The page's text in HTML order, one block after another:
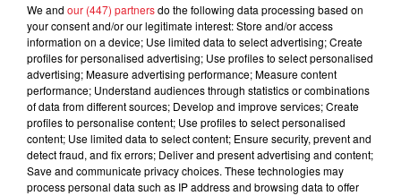
We and our (447) partnersdo the following data processing based on
your consent and/or our legitimate interest: Store and/or access
information on a device; Use limited data to select advertising; Create
profiles for personalised advertising; Use profiles to select personalised
advertising; Measure advertising performance; Measure content
performance; Understand audiences through statistics or combinations
of data from different sources; Develop and improve services; Create
profiles to personalise content; Use profiles to select personalised
content; Use limited data to select content; Ensure security, prevent and
detect fraud, and fix errors; Deliver and present advertising and content;
Save and communicate privacy choices. These technologies may
process personal data such as IP address and browsing data to offer